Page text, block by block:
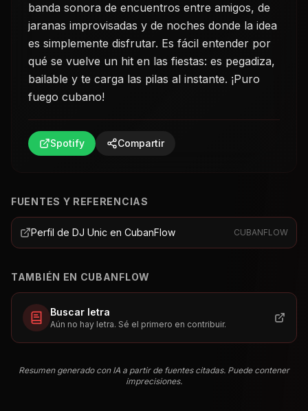
banda sonora de encuentros entre amigos, de
jaranas improvisadas y de noches donde la idea
es simplemente disfrutar. Es fácil entender por
qué se vuelve un hit en las fiestas: es pegadiza,
bailable y te carga las pilas al instante. ¡Puro
fuego cubano!
Spotify Compartir
FUENTES Y REFERENCIAS
Perfil de DJ Unic en CubanFlow CUBANFLOW
TAMBIÉN EN CUBANFLOW
Buscar letra
Aún no hay letra. Sé el primero en contribuir.
Resumen generado con IA a partir de fuentes citadas. Puede contener
imprecisiones.